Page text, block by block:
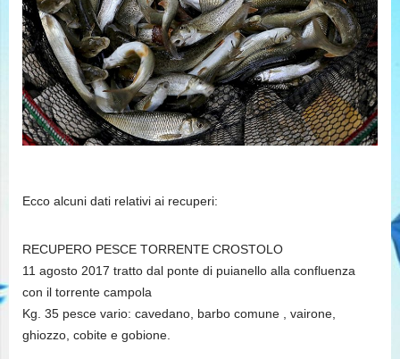
Ecco alcuni dati relativi ai recuperi:
RECUPERO PESCE TORRENTE CROSTOLO
11 agosto 2017 tratto dal ponte di puianello alla confluenza
con il torrente campola
Kg. 35 pesce vario: cavedano, barbo comune , vairone,
ghiozzo, cobite e gobione.